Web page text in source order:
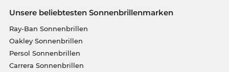
Unsere beliebtesten Sonnenbrillenmarken
Ray-Ban Sonnenbrillen
Oakley Sonnenbrillen
Persol Sonnenbrillen
Carrera Sonnenbrillen